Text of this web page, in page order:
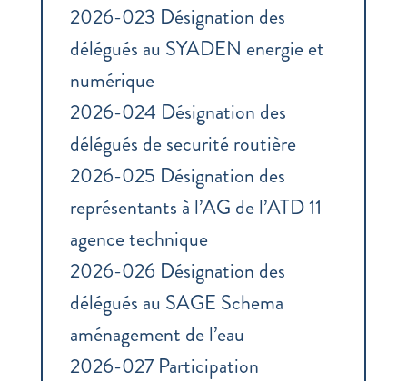
2026-023 Désignation des
délégués au SYADEN energie et
numérique
2026-024 Désignation des
délégués de securité routière
2026-025 Désignation des
représentants à l’AG de l’ATD 11
agence technique
2026-026 Désignation des
délégués au SAGE Schema
aménagement de l’eau
2026-027 Participation